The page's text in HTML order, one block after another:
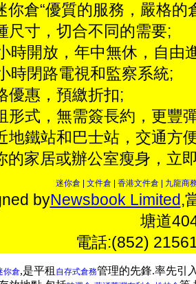
你倉“優質的服務，嚴格
尺寸，切合不同的需要;
時開放，年中無休，自由
時閉路電視和監察系統;
優惠，預繳折扣;
形式，無需簽長約，更豐
地鐵站和巴士站，交通方
的家居或辦公室瘦身，立
迷你倉 文件倉 香港文件倉 九龍商
byNewsbook Limited,
塘道
電話:(852)
你倉,是平租 自存式倉務管理的先鋒.率先引